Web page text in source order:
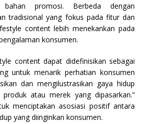
bahan promosi. Berbeda dengan
tradisional yang fokus pada fitur dan
content lebih menekankan pada
konsumen.
content dapat didefinisikan sebagai
untuk menarik perhatian konsumen
dan mengilustrasikan gaya hidup
atau merek yang dipasarkan.”
menciptakan asosiasi positif antara
yang diinginkan konsumen.